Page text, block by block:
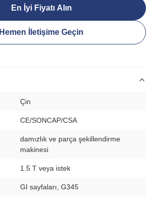
En İyi Fiyatı Alın
Hemen İletişime Geçin
Çin
CE/SONCAP/CSA
damızlık ve parça şekillendirme
makinesi
1.5 T veya istek
GI sayfaları, G345